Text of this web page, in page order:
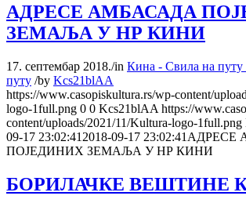
АДРЕСЕ АМБАСАДА
ЗЕМАЉА У НР КИНИ
17. септембар 2018./in Кина - Свила на путу
путу /by Kcs21blAA
https://www.casopiskultura.rs/wp-content/
logo-1full.png 0 0 Kcs21blAA https://
content/uploads/2021/11/Kultura-logo-1full.png
09-17 23:02:41 2018-09-17 23:02:41 АДРЕСЕ
ПОЈЕДИНИХ ЗЕМАЉА У НР КИНИ
БОРИЛАЧКЕ ВЕШТИНЕ